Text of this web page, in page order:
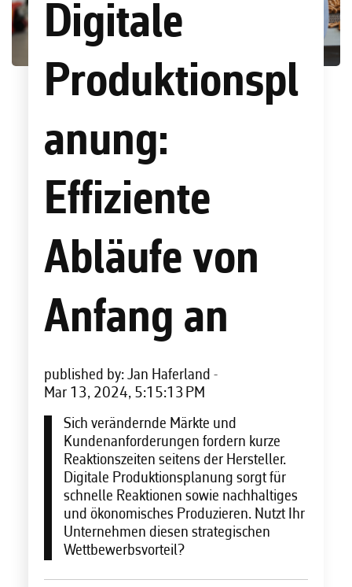
Digitale
Produktionspl
anung:
Effiziente
Abläufe von
Anfang an
published by: Jan Haferland -
Mar 13, 2024, 5:15:13 PM
Sich verändernde Märkte und
Kundenanforderungen fordern kurze
Reaktionszeiten seitens der Hersteller.
Digitale Produktionsplanung sorgt für
schnelle Reaktionen sowie nachhaltiges
und ökonomisches Produzieren. Nutzt Ihr
Unternehmen diesen strategischen
Wettbewerbsvorteil?